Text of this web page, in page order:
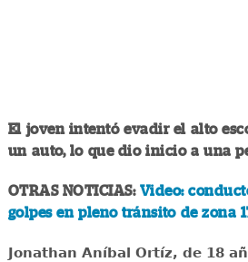
El joven intentó evadir el alto
un auto, lo que dio inicio a una
OTRAS NOTICIAS: Video:
golpes en pleno tránsito de zona
Jonathan Aníbal Ortíz, de 18